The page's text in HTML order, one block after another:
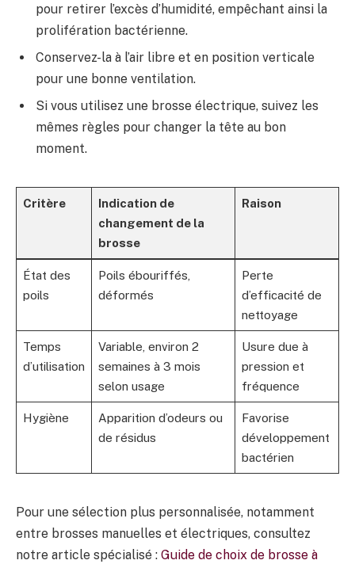
pour retirer l’excès d’humidité, empêchant ainsi la
prolifération bactérienne.
Conservez-la à l’air libre et en position verticale
pour une bonne ventilation.
Si vous utilisez une brosse électrique, suivez les
mêmes règles pour changer la tête au bon
moment.
Critère
Indication de
changement de la
brosse
Raison
État des
poils
Poils ébouriffés,
déformés
Perte
d’efficacité de
nettoyage
Temps
d’utilisation
Variable, environ 2
semaines à 3 mois
selon usage
Usure due à
pression et
fréquence
Hygiène
Apparition d’odeurs ou
de résidus
Favorise
développement
bactérien
Pour une sélection plus personnalisée, notamment
entre brosses manuelles et électriques, consultez
notre article spécialisé : Guide de choix de brosse à